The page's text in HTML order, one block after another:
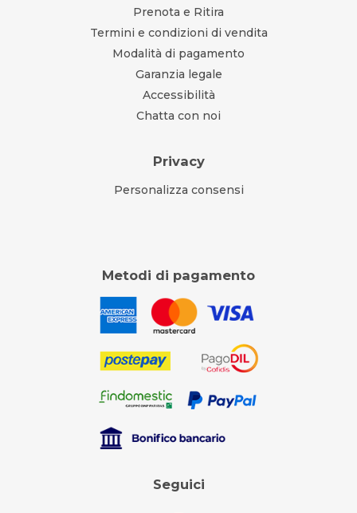
Prenota e Ritira
Termini e condizioni di vendita
Modalità di pagamento
Garanzia legale
Accessibilità
Chatta con noi
Privacy
Personalizza consensi
Metodi di pagamento
Seguici